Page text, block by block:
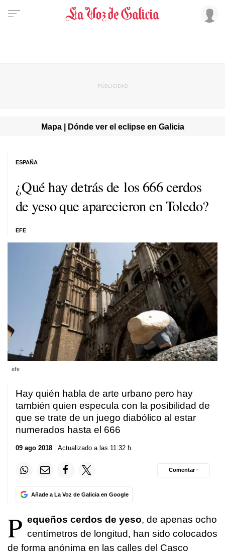
Mapa | Dónde ver el eclipse en Galicia
¿Qué hay detrás de los 666 cerdos
de yeso que aparecieron en Toledo?
EFE
ESPAÑA
efe
Hay quién habla de arte urbano pero hay
también quien especula con la posibilidad de
que se trate de un juego diabólico al estar
numerados hasta el 666
09 ago 2018 . Actualizado a las 11:32 h.
Añade a La Voz de Galicia en Google
Comentar ·
P equeños cerdos de yeso, de apenas ocho
centímetros de longitud, han sido colocados
de forma anónima en las calles del Casco